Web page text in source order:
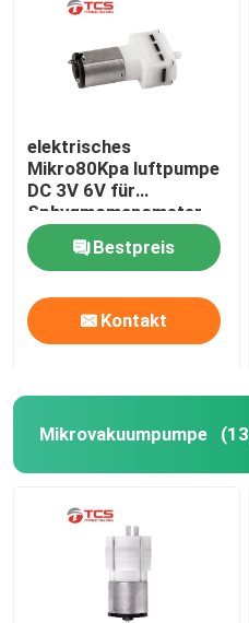
elektrisches
Mikro80Kpa luftpumpe
DC 3V 6V für
Sphygmomanometer
Bestpreis
Kontakt
Mikrovakuumpumpe